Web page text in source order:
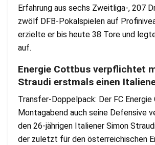
Erfahrung aus sechs Zweitliga-, 207
zwölf DFB-Pokalspielen auf
erzielte er bis heute 38 Tore und
auf.
Energie Cottbus verpflichtet
Straudi erstmals einen
Transfer-Doppelpack: Der FC
Montagabend auch seine Defensive
den 26-jährigen Italiener Simon
der zuletzt für den österreichischen